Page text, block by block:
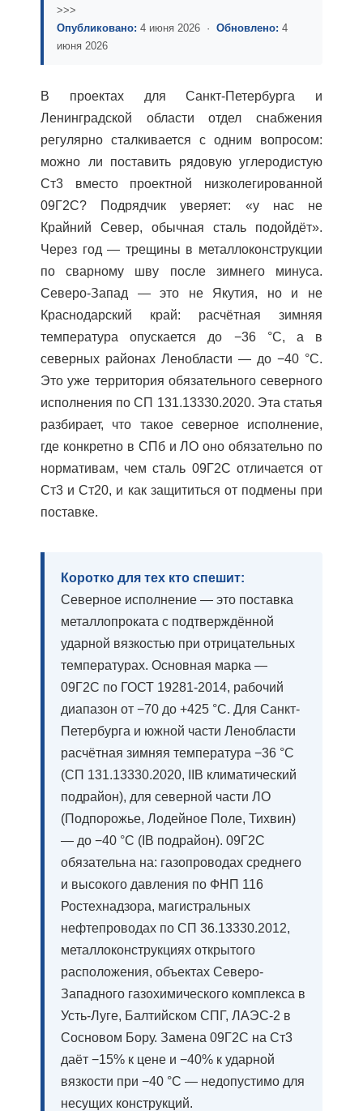
>>>
Опубликовано: 4 июня 2026 · Обновлено: 4
июня 2026
В проектах для Санкт-Петербурга и
Ленинградской области отдел снабжения
регулярно сталкивается с одним вопросом:
можно ли поставить рядовую углеродистую
Ст3 вместо проектной низколегированной
09Г2С? Подрядчик уверяет: «у нас не
Крайний Север, обычная сталь подойдёт».
Через год — трещины в металлоконструкции
по сварному шву после зимнего минуса.
Северо-Запад — это не Якутия, но и не
Краснодарский край: расчётная зимняя
температура опускается до −36 °C, а в
северных районах Ленобласти — до −40 °C.
Это уже территория обязательного северного
исполнения по СП 131.13330.2020. Эта статья
разбирает, что такое северное исполнение,
где конкретно в СПб и ЛО оно обязательно по
нормативам, чем сталь 09Г2С отличается от
Ст3 и Ст20, и как защититься от подмены при
поставке.
Коротко для тех кто спешит:
Северное исполнение — это поставка
металлопроката с подтверждённой
ударной вязкостью при отрицательных
температурах. Основная марка —
09Г2С по ГОСТ 19281-2014, рабочий
диапазон от −70 до +425 °C. Для Санкт-
Петербурга и южной части Ленобласти
расчётная зимняя температура −36 °C
(СП 131.13330.2020, IIВ климатический
подрайон), для северной части ЛО
(Подпорожье, Лодейное Поле, Тихвин)
— до −40 °C (IВ подрайон). 09Г2С
обязательна на: газопроводах среднего
и высокого давления по ФНП 116
Ростехнадзора, магистральных
нефтепроводах по СП 36.13330.2012,
металлоконструкциях открытого
расположения, объектах Северо-
Западного газохимического комплекса в
Усть-Луге, Балтийском СПГ, ЛАЭС-2 в
Сосновом Бору. Замена 09Г2С на Ст3
даёт −15% к цене и −40% к ударной
вязкости при −40 °C — недопустимо для
несущих конструкций.